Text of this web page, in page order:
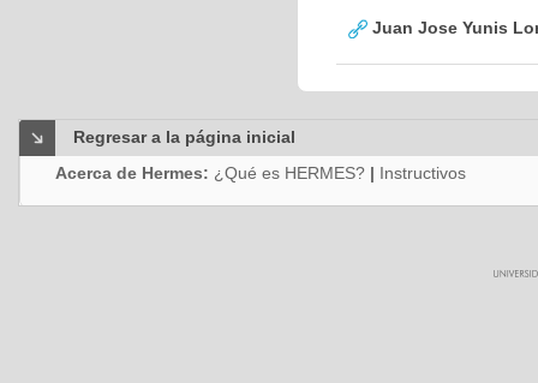
Juan Jose Yunis
Regresar a la página inicial
Acerca de Hermes: ¿Qué es HERMES? | Instructivos